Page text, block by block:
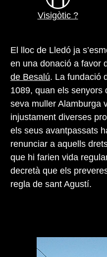
Visigòtic ?
El lloc de Lledó ja
en una donació a favor
de Besalú. La fundació
1089, quan els senyors
seva muller Alamburga
injustament diverses
els seus avantpassats
renunciar a aquells
que hi farien vida
decretà que els
regla de sant Agustí.